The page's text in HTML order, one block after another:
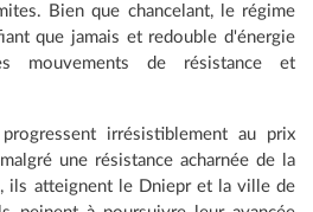
Bien que chancelant, le régime
que jamais et redouble d'énergie
mouvements de résistance et
irrésistiblement au prix
une résistance acharnée de la
ils atteignent le Dniepr et la ville de